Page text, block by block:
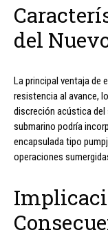
del
La principal ventaja de
resistencia al avance,
discreción acústica del
submarino podría
encapsulada tipo
operaciones